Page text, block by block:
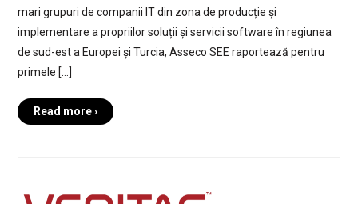
mari grupuri de companii IT din zona de producție și
implementare a propriilor soluții și servicii software în regiunea
de sud-est a Europei și Turcia, Asseco SEE raportează pentru
primele […]
Read more ›